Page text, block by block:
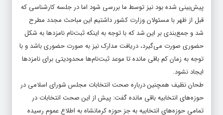
پیش‌بینی شده بود نیز توسط ما بررسی شود اما در جلسه‌ کارشناسی که
قبل از ظهر با مسئولان وزارت کشور داشتیم این مباحث مجدد مطرح
شد و جمع‌بندی بر این شد که با توجه به اینکه ثبت‌نام نامزدها به شکل
حضوری صورت می‌گیرد، دریافت مدارک نیز به صورت حضوری باشد و با
توجه به زمان کم باقی مانده تا موعد ثبت‌نام‌ها محدودیتی برای نامزدها
ایجاد نشود.
طحان نظیف همچنین درباره صحت انتخابات مجلس شورای اسلامی در
حوزه‌های انتخابیه باقی مانده گفت: پیش از این صحت انتخابات در
تمامی حوزه‌های انتخابیه به جز حوزه کرمانشاه به اطلاع عموم رسیده